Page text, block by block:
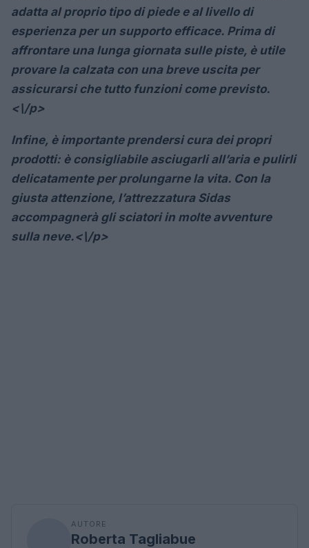
adatta al proprio tipo di piede e al livello di
esperienza per un supporto efficace. Prima di
affrontare una lunga giornata sulle piste, è utile
provare la calzata con una breve uscita per
assicurarsi che tutto funzioni come previsto.
<\/p>
Infine, è importante prendersi cura dei propri
prodotti: è consigliabile asciugarli all’aria e pulirli
delicatamente per prolungarne la vita. Con la
giusta attenzione, l’attrezzatura Sidas
accompagnerà gli sciatori in molte avventure
sulla neve.<\/p>
AUTORE
Roberta Tagliabue